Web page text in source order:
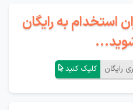
استخدام به رایگان
رایگان کلیک کنید